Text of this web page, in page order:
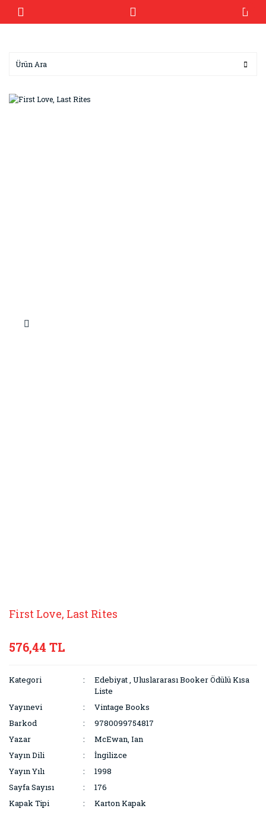
First Love, Last Rites
576,44 TL
Kategori Edebiyat,Uluslararası Booker Ödülü Kısa
Liste
Yayınevi
Vintage Books
Barkod
9780099754817
Yazar
McEwan, Ian
Yayın Dili
İngilizce
Yayın Yılı
1998
Sayfa Sayısı
176
Kapak Tipi
Karton Kapak